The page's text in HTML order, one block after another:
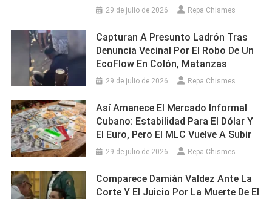
29 de julio de 2026 Repa Chismes
Capturan A Presunto Ladrón Tras
Denuncia Vecinal Por El Robo De Un
EcoFlow En Colón, Matanzas
29 de julio de 2026 Repa Chismes
Así Amanece El Mercado Informal
Cubano: Estabilidad Para El Dólar Y
El Euro, Pero El MLC Vuelve A Subir
29 de julio de 2026 Repa Chismes
Comparece Damián Valdez Ante La
Corte Y El Juicio Por La Muerte De El